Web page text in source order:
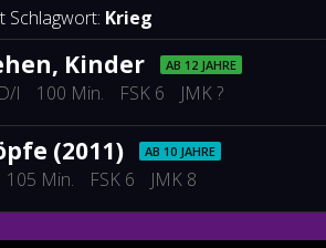
Schlagwort: Krieg
Kinder AB 12 JAHRE
I 100 Min. FSK 6 JMK ?
(2011) AB 10 JAHRE
105 Min. FSK 6 JMK 8